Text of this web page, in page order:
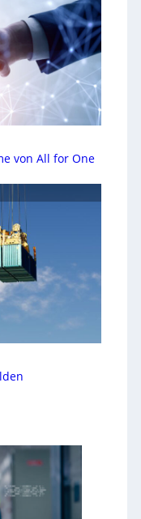
von All for One